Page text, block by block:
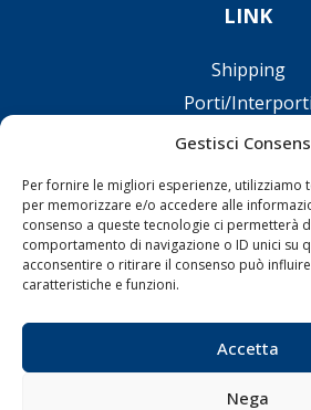
Gestisci
Per fornire le migliori esperienze, utilizziamo
per memorizzare e/o accedere alle
consenso a queste tecnologie ci permetterà
comportamento di navigazione o ID unici su
acconsentire o ritirare il consenso può
caratteristiche e funzioni.
Accetta
Nega
LINK
Shipping
Porti/Interporti
Trasporti
Sostenibilità
Compagnie di
Blue economy
Contatti